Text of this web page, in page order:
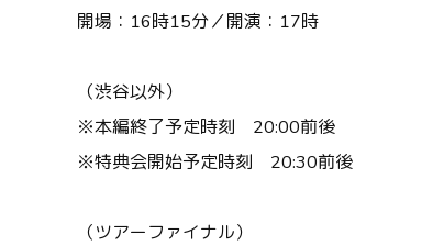
開場：16時15分／開演：17時
（渋谷以外）
※本編終了予定時刻 20:00前後
※特典会開始予定時刻 20:30前後
（ツアーファイナル）